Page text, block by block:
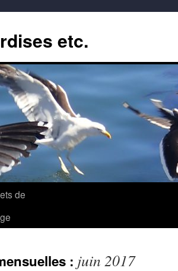
etc.
de
: juin 2017